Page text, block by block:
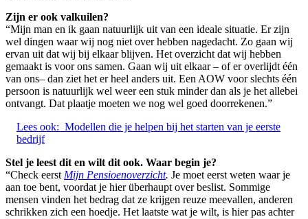
Zijn er ook valkuilen?
“Mijn man en ik gaan natuurlijk uit van een ideale situatie. Er zijn
wel dingen waar wij nog niet over hebben nagedacht. Zo gaan wij
ervan uit dat wij bij elkaar blijven. Het overzicht dat wij hebben
gemaakt is voor ons samen. Gaan wij uit elkaar – of er overlijdt één
van ons– dan ziet het er heel anders uit. Een AOW voor slechts één
persoon is natuurlijk wel weer een stuk minder dan als je het allebei
ontvangt. Dat plaatje moeten we nog wel goed doorrekenen.”
Lees ook: Modellen die je helpen bij het starten van je eerste
bedrijf
Stel je leest dit en wilt dit ook. Waar begin je?
“Check eerst Mijn Pensioenoverzicht. Je moet eerst weten waar je
aan toe bent, voordat je hier überhaupt over beslist. Sommige
mensen vinden het bedrag dat ze krijgen reuze meevallen, anderen
schrikken zich een hoedje. Het laatste wat je wilt, is hier pas achter